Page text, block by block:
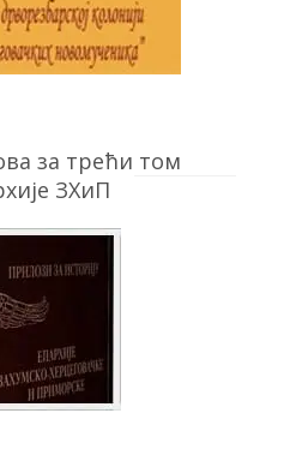
за трећи том
ЗХиП